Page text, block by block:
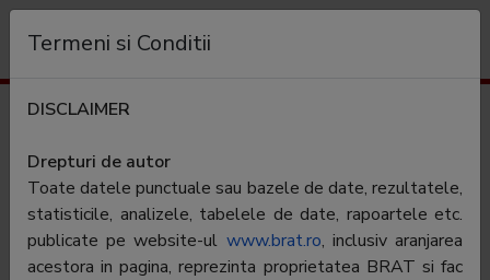
Adevarul de Seara - Tg. Mures
Termeni si Conditii
DISCLAIMER
Drepturi de autor
Toate datele punctuale sau bazele de date, rezultatele,
statisticile, analizele, tabelele de date, rapoartele etc.
publicate pe website-ul www.brat.ro, inclusiv aranjarea
acestora in pagina, reprezinta proprietatea BRAT si fac